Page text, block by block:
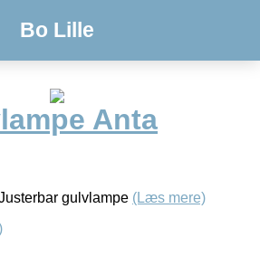
Bo Lille
Anta
gulvlampe (Læs mere)